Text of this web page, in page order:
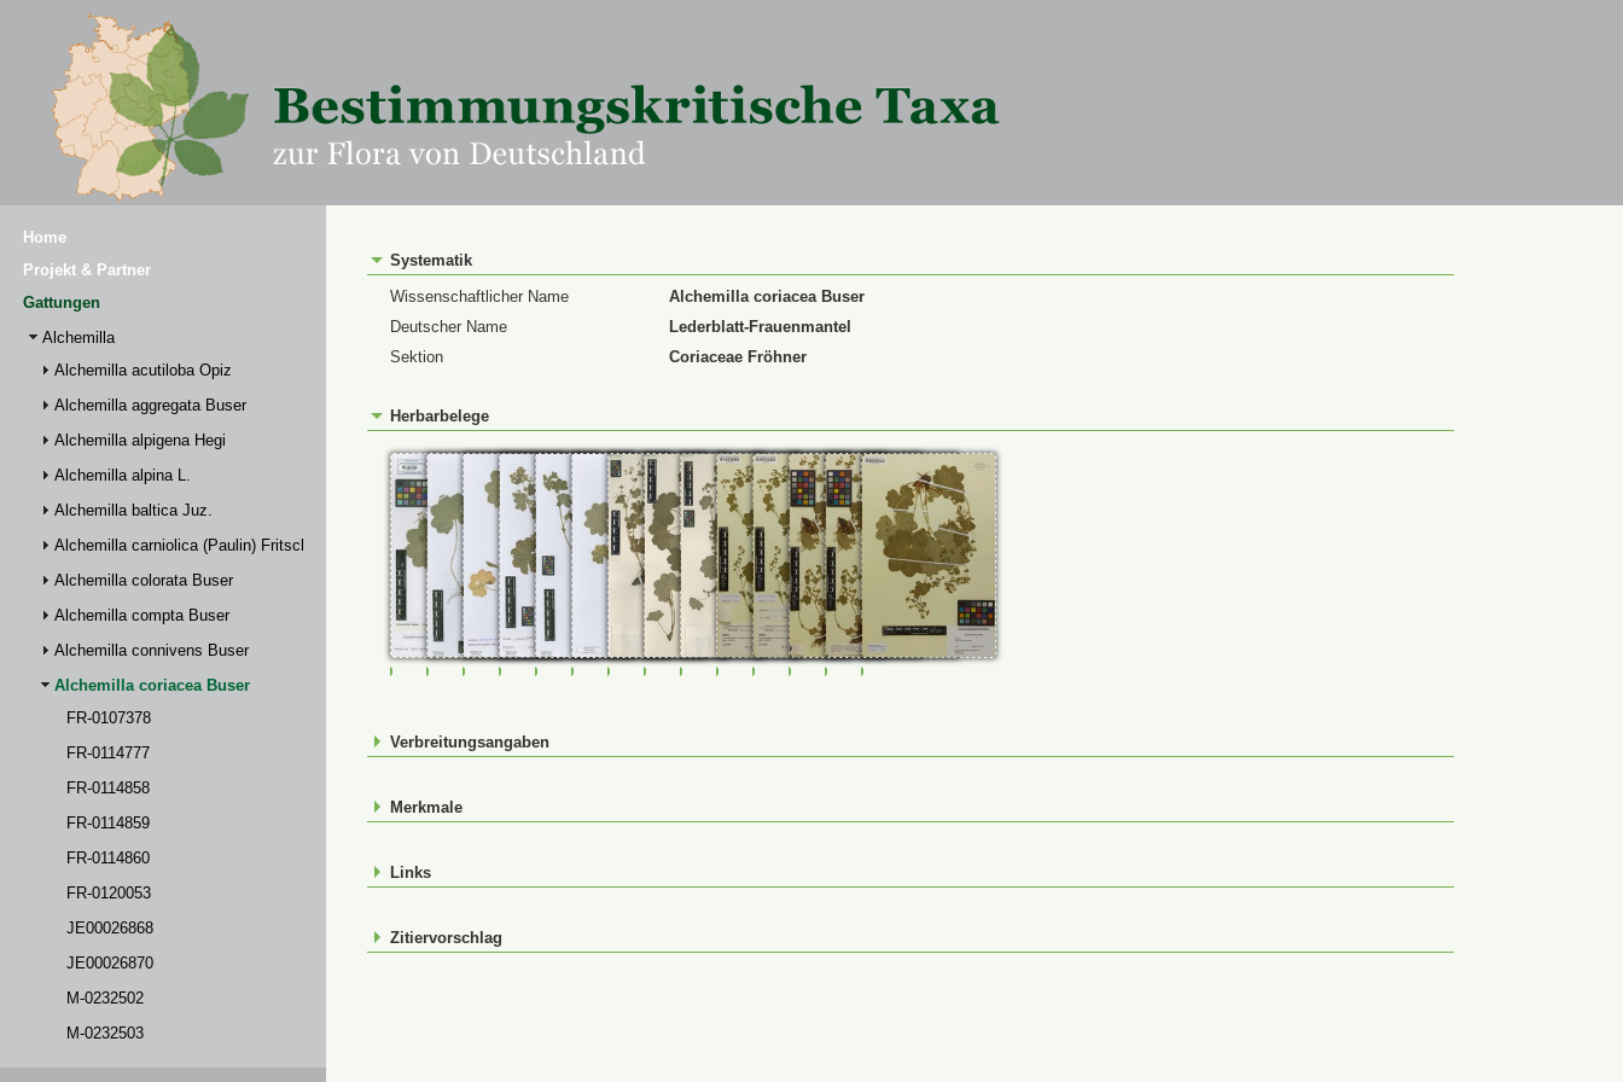
Home
Projekt & Partner
Gattungen
Alchemilla
Alchemilla acutiloba Opiz
Alchemilla aggregata Buser
Alchemilla alpigena Hegi
Alchemilla alpina L.
Alchemilla baltica Juz.
Alchemilla carniolica (Paulin) Fritsch
Alchemilla colorata Buser
Alchemilla compta Buser
Alchemilla connivens Buser
Alchemilla coriacea Buser
FR-0107378
FR-0114777
FR-0114858
FR-0114859
FR-0114860
FR-0120053
JE00026868
JE00026870
M-0232502
M-0232503
Systematik
Wissenschaftlicher Name
Alchemilla coriacea Buser
Deutscher Name
Lederblatt-Frauenmantel
Sektion
Coriaceae Fröhner
Herbarbelege
FR-0107378FR-0114777FR-0114858FR-0114859FR-0114860FR-0120053JE00026868JE00026870JE00026871M-0232502_a
M-0232502M-0232503_a
M-0232503
Verbreitungsangaben
Merkmale
Links
Zitiervorschlag